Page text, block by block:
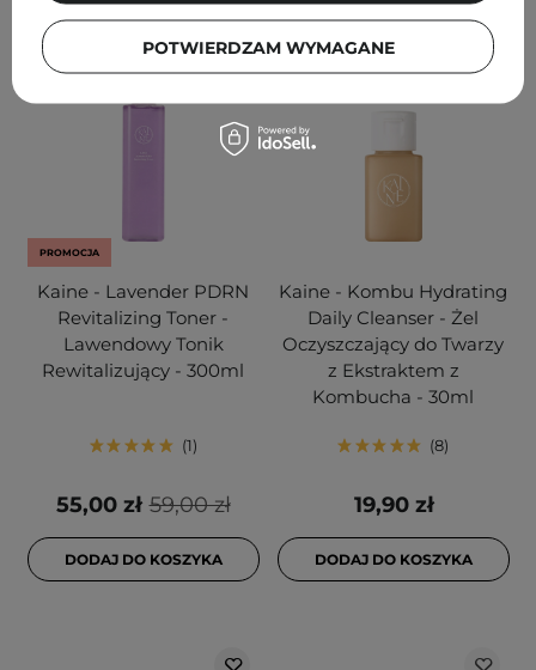
PROMOCJA
Kaine - Lavender PDRN
Revitalizing Toner -
Lawendowy Tonik
Rewitalizujący - 300ml
1
59,00 zł
55,00 zł
DODAJ DO KOSZYKA
Kaine - Kombu Hydrating
Daily Cleanser - Żel
Oczyszczający do Twarzy
z Ekstraktem z
Kombucha - 30ml
8
19,90 zł
DODAJ DO KOSZYKA
POTWIERDZAM WYMAGANE